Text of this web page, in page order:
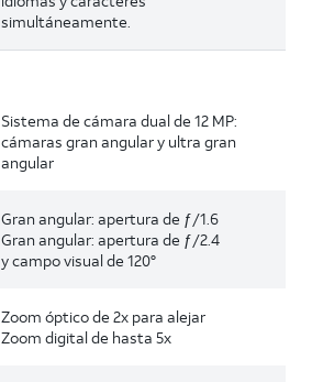
simultáneamente.
Sistema de cámara dual de 12 MP:
cámaras gran angular y ultra gran
angular
Gran angular: apertura de ƒ/1.6
Gran angular: apertura de ƒ/2.4
y campo visual de 120°
Zoom óptico de 2x para alejar
Zoom digital de hasta 5x